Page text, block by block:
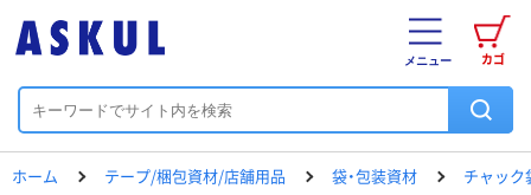
カゴ
メニュー
ホーム テープ/梱包資材/店舗用品 袋・包装資材 チャック